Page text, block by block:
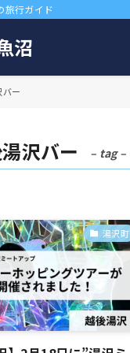
旅行ガイド
沼
ー
沢バー – tag –
湯沢町